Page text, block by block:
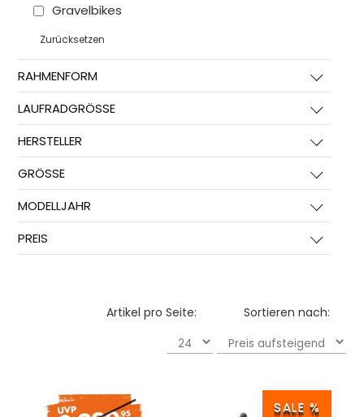
Gravelbikes
MTB Hardtail
Rennräder
Straßenrennräder
Zurücksetzen
RAHMENFORM
LAUFRADGRÖSSE
HERSTELLER
GRÖSSE
MODELLJAHR
PREIS
Sortieren nach:
Artikel pro Seite:
SALE %